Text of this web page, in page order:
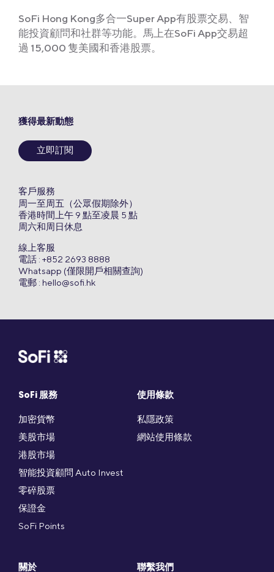
SoFi Hong Kong多合一Super App有股票交易、智
能投資顧問和社群等功能。馬上在SoFi App交易超
過 15,000 隻美國和香港股票。
SoFi 服務
加密貨幣
美股市場
港股市場
智能投資顧問 Auto Invest
零碎股票
保證金
SoFi Points
使用條款
私隱政策
網站使用條款
關於 聯繫我們
獲得最新動態
立即訂閱
客戶服務
周一至周五（公眾假期除外）
香港時間上午 9 點至凌晨 5 點
周六和周日休息
線上客服
電話 : +852 2693 8888
Whatsapp (僅限開戶相關查詢)
電郵 : hello@sofi.hk